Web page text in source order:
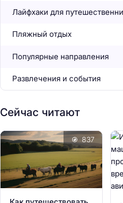
Лайфхаки для
Пляжный отдых
Популярные направления
Развлечения и события
Сейчас читают
837